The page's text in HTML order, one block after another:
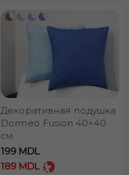
Декоративная подушка
Dormeo Fusion 40×40
см
199 MDL
189 MDL